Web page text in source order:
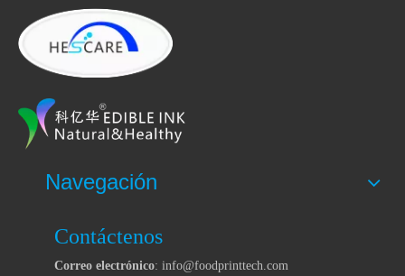
Navegación
Contáctenos
Correo electrónico: info@foodprinttech.com